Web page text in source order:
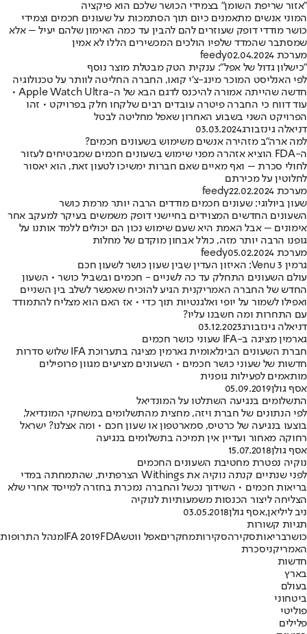
"אזור שריפת השומן" בצמידי הכושר שלכם הוא פיקציה
המוני אנשים מתאמנים כיום תוך הסתמכות על שעונים חכמים וצמידי
כושר מודדי דופק שעוזרים להם להבין עד כמה האימון שלהם יעיל – אלא
שמסתבר שהמדד שלפיו הולכים המכשירים הללו לא אמין
מערכת feedy02.04.2024
"כישלון גדול של אפל": ענקית הטק מבטלת מוצר נוסף
לפי האנליסט המוכר מינג-צ'י קואו, החברה החליטה לוותר על טכנולוגיה
חדשה שהייתה אמורה להיכנס לדגם הבא של ה-Apple Watch Ultra •
עוד דווח כי החברה פיטרה עובדים רבים שלקחו חלק בפרויקט • זהו
הפרויקט השני בשבוע האחרון שאפל מחליטה לבטל
דניאלה גינזבורג03.03.2024
למה ארה"ב מזהירה אנשים משימוש בשעונים חכמים?
ה-FDA הוציא אזהרה מפני שימוש בשעונים חכמים שמבטיחים לעזור
לחולי סכרת – ואף מאיים שאם חברות ימשיכו לטעון זאת, הוא יאסור
לחלוטין על מכירתם
מערכת feedy22.02.2024
שעון ביולוגי: שעונים חכמים מודדים הרבה יותר מרמת כושר
השעונים החדשים המצוידים בחיישני דופק משמשים בעיקר למעקב אחר
אימונים – אבל האמת היא שעם שימוש נכון הם יכולים ללמד אותנו על
גופנו הרבה יותר מזה, כולל אבחון מוקדם של מחלות
מערכת feedy05.02.2024
גרמין Venu 3: האיזון העדין שבין שעון כושר לשעון חכם
עולם השעונים התחלק עד כה לשניים - חכמים ובשביל כושר • השעון
החדש של החברה האמריקנית הגיע להוכיח שאפשר לשלב בין השניים
ואפילו לשמור על יופי ואלגנטיות תוך כדי • אז האם הוא מצליח להתמודד
עם התחרות ומה חשבנו עליו?
דניאלה גינזבורג03.12.2023
גארמין מציגה ב-IFA שעוני כושר חכמים
חברת השעונים הבינלאומית גארמין מציגה בתערוכת IFA שלוש סדרות
חדשות של שעוני כושר חכמים • השעונים מציעים מגוון פרופילים
מותאמים לפעילות גופנית
אסף גולן05.09.2019
התשלומים בנגיעה השתלטו על המונדיאל
לפי הנתונים של חברת ויזה, מחצית מהתשלומים במשחקי המונדיאל,
בוצעו בנגיעה של כרטיס, סמארטפון או שעון חכם • ומה אצלנו? ישראל
רחוקה מאחור ועדיין אין תמיכה בתשלומים בנגיעה
אסף גולן15.07.2018
נוקיה נפטרת מחטיבת השעונים החכמים
לפני שנתיים קנתה נוקיה את Withings הצרפתית, שהתמחתה במדי
בריאות חכמים • השידוך נכשל והחברה נמכרת בחזרה למייסד אחרי שלא
הצליחה ליצור הכנסות משמעותיות לנוקיה
ניב ליליאן,אסף גולן03.05.2018
תגיות קשורות
כושרבריאותסקירהסקירותמחקריםאפל ווטש IFA 2019 FDA
מנהל התרופות
האמריקניסכרת
חדשות
בארץ
בעולם
ביטחוני
פוליטי
פלילים